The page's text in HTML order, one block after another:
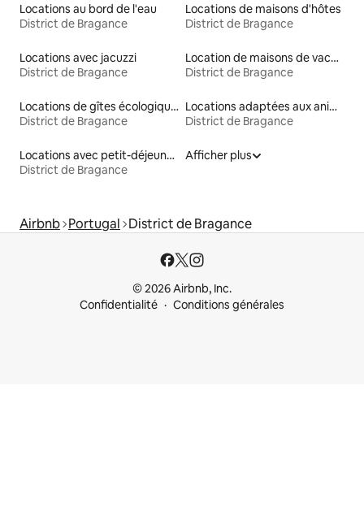
Locations au bord de l'eau
District de Bragance
Locations de maisons d'hôtes
District de Bragance
Locations avec jacuzzi
District de Bragance
Location de maisons de vacances
District de Bragance
Locations de gîtes écologiques
District de Bragance
Locations adaptées aux animaux
District de Bragance
Locations avec petit-déjeuner
District de Bragance
Afficher plus
Airbnb Portugal District de Bragance
© 2026 Airbnb, Inc.
Confidentialité
Conditions générales